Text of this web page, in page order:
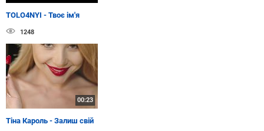
TOLO4NYI - Твоє ім'я
1248
00:23
Тіна Кароль - Залиш свій